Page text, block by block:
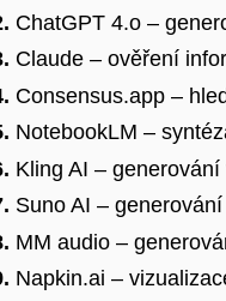
ChatGPT 4.o –
Claude – ověření
Consensus.app –
NotebookLM –
Kling AI –
Suno AI –
MM audio –
Napkin.ai –